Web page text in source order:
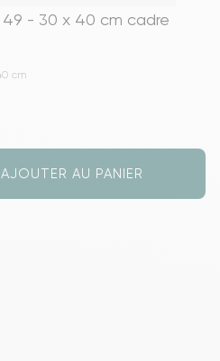
49 - 30 x 40 cm cadre
cm
AJOUTER AU PANIER